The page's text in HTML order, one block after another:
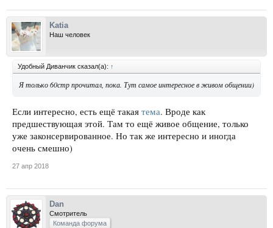
Katia
Наш человек
Удобный Диванчик сказал(а): ↑
Я только 60стр прочитал, пока. Тут самое интересное в живом общении)
Если интересно, есть ещё такая тема. Вроде как
предшествующая этой. Там то ещё живое общение, только
уже законсервированное. Но так же интересно и иногда
очень смешно)
27 апр 2018
Dan
Смотритель
Команда форума